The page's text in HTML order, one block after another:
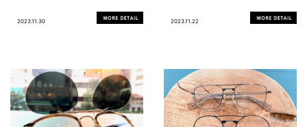
2023.11.30 2023.11.22